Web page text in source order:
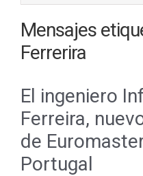
Mensajes
Ferrerira
El ingeniero
Ferreira,
de
Portugal